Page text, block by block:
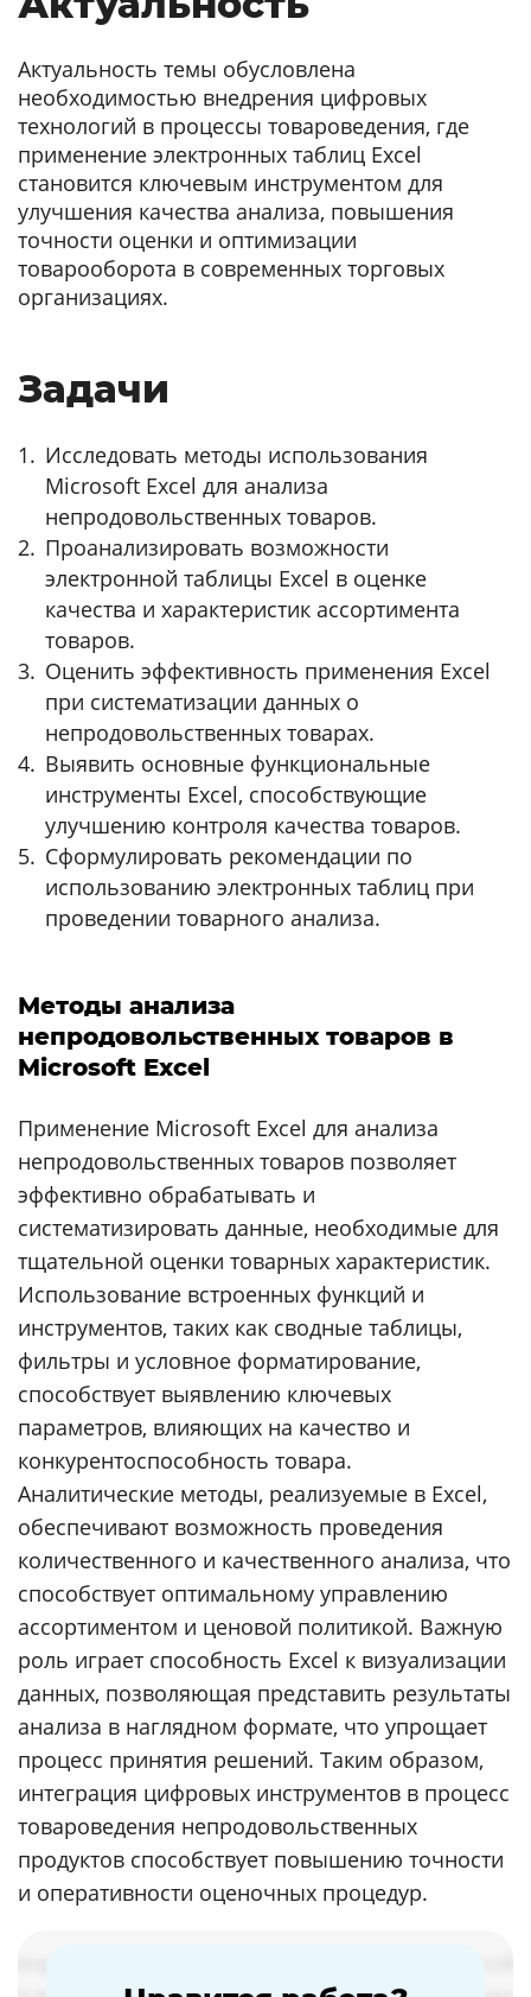
Актуальность темы обусловлена
необходимостью внедрения цифровых
технологий в процессы товароведения, где
применение электронных таблиц Excel
становится ключевым инструментом для
улучшения качества анализа, повышения
точности оценки и оптимизации
товарооборота в современных торговых
организациях.
Задачи
Исследовать методы использования
Microsoft Excel для анализа
непродовольственных товаров.
Проанализировать возможности
электронной таблицы Excel в оценке
качества и характеристик ассортимента
товаров.
Оценить эффективность применения Excel
при систематизации данных о
непродовольственных товарах.
Выявить основные функциональные
инструменты Excel, способствующие
улучшению контроля качества товаров.
Сформулировать рекомендации по
использованию электронных таблиц при
проведении товарного анализа.
Методы анализа
непродовольственных товаров в
Microsoft Excel
Применение Microsoft Excel для анализа
непродовольственных товаров позволяет
эффективно обрабатывать и
систематизировать данные, необходимые для
тщательной оценки товарных характеристик.
Использование встроенных функций и
инструментов, таких как сводные таблицы,
фильтры и условное форматирование,
способствует выявлению ключевых
параметров, влияющих на качество и
конкурентоспособность товара.
Аналитические методы, реализуемые в Excel,
обеспечивают возможность проведения
количественного и качественного анализа, что
способствует оптимальному управлению
ассортиментом и ценовой политикой. Важную
роль играет способность Excel к визуализации
данных, позволяющая представить результаты
анализа в наглядном формате, что упрощает
процесс принятия решений. Таким образом,
интеграция цифровых инструментов в процесс
товароведения непродовольственных
продуктов способствует повышению точности
и оперативности оценочных процедур.